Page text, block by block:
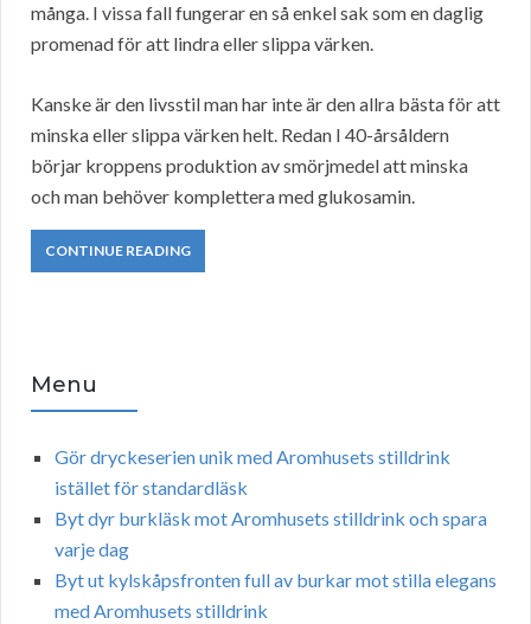
många. I vissa fall fungerar en så enkel sak som en daglig
promenad för att lindra eller slippa värken.
Kanske är den livsstil man har inte är den allra bästa för att
minska eller slippa värken helt. Redan I 40-årsåldern
börjar kroppens produktion av smörjmedel att minska
och man behöver komplettera med glukosamin.
CONTINUE READING
Menu
Gör dryckeserien unik med Aromhusets stilldrink
istället för standardläsk
Byt dyr burkläsk mot Aromhusets stilldrink och spara
varje dag
Byt ut kylskåpsfronten full av burkar mot stilla elegans
med Aromhusets stilldrink